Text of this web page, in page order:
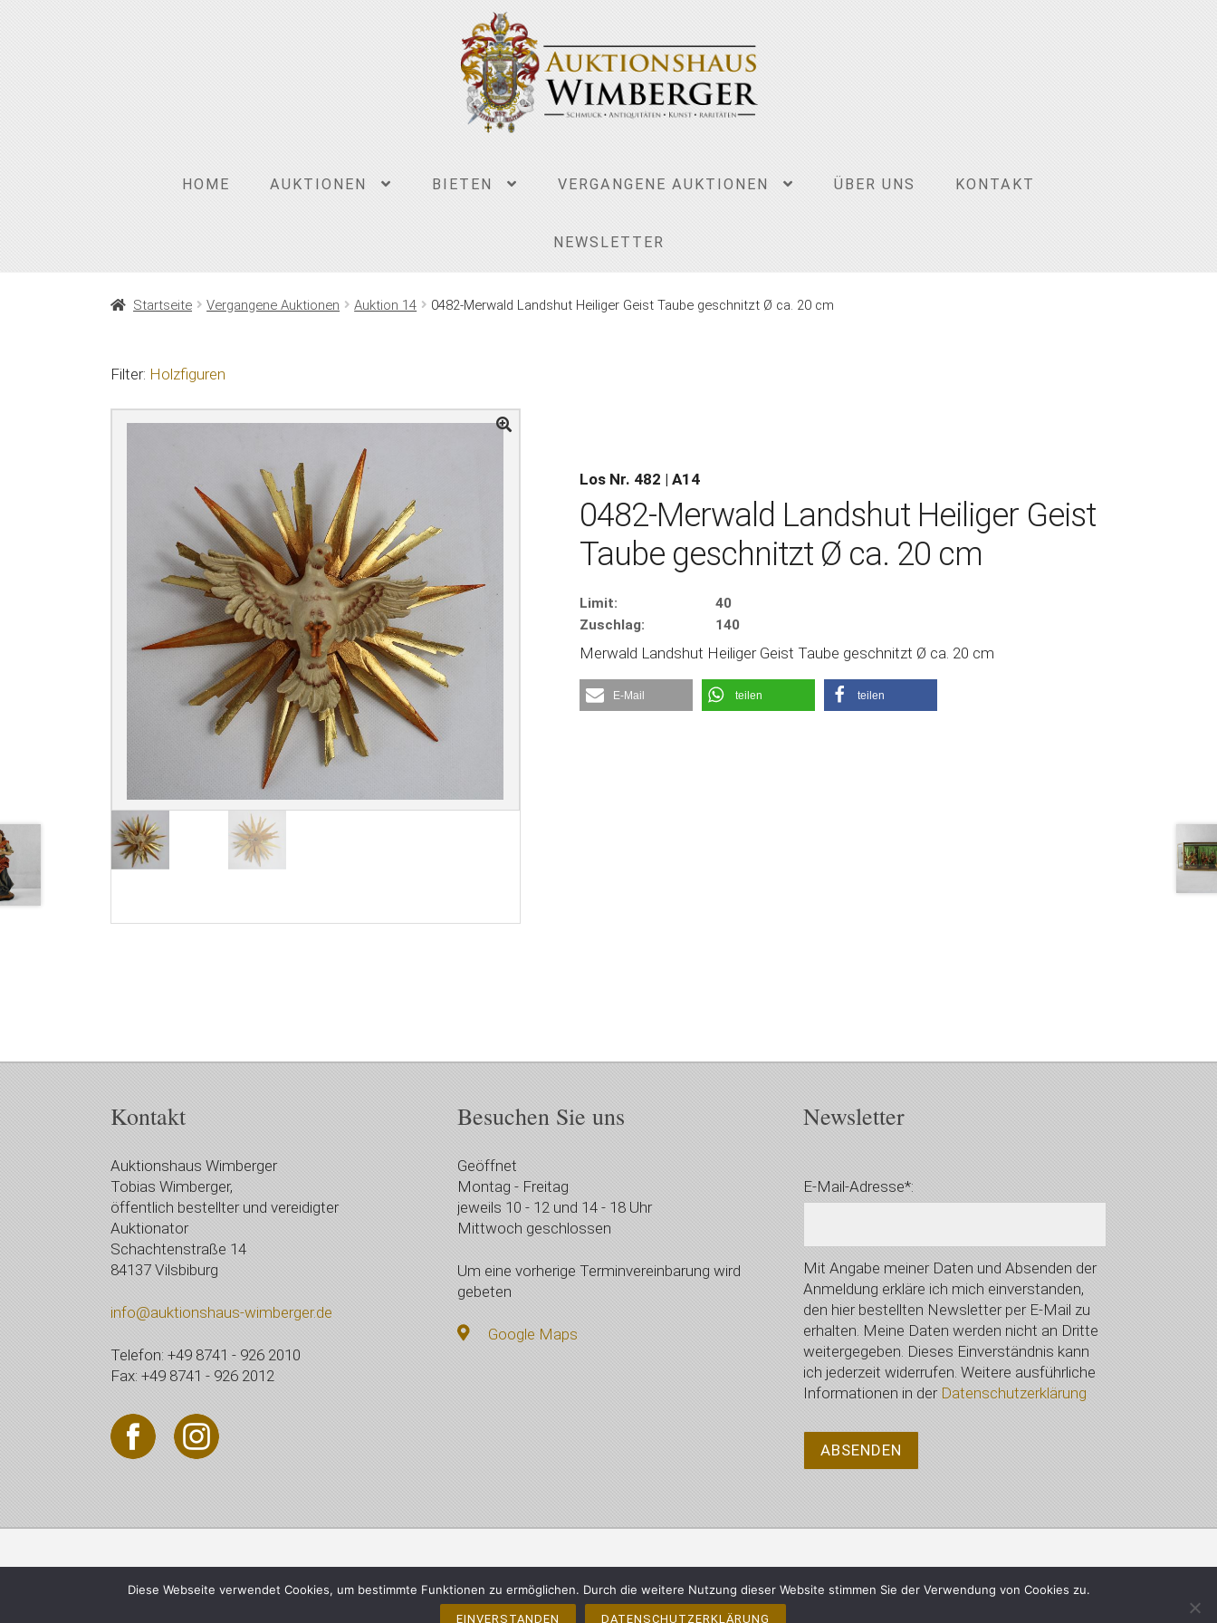
HOME AUKTIONEN BIETEN VERGANGENE AUKTIONEN ÜBER UNS KONTAKT
NEWSLETTER
Startseite Vergangene Auktionen Auktion 14 0482-Merwald Landshut Heiliger Geist Taube geschnitzt Ø ca. 20 cm
Filter: Holzfiguren
Los Nr. 482 | A14
0482-Merwald Landshut Heiliger Geist
Taube geschnitzt Ø ca. 20 cm
Limit:
40
Zuschlag:
140
Merwald Landshut Heiliger Geist Taube geschnitzt Ø ca. 20 cm
E-Mail teilen teilen
Kontakt
Auktionshaus Wimberger
Tobias Wimberger,
öffentlich bestellter und vereidigter
Auktionator
Schachtenstraße 14
84137 Vilsbiburg
info@auktionshaus-wimberger.de
Telefon: +49 8741 - 926 2010
Fax: +49 8741 - 926 2012
Besuchen Sie uns
Geöffnet
Montag - Freitag
jeweils 10 - 12 und 14 - 18 Uhr
Mittwoch geschlossen
Um eine vorherige Terminvereinbarung wird
gebeten
Google Maps
Newsletter
E-Mail-Adresse*:
Mit Angabe meiner Daten und Absenden der
Anmeldung erkläre ich mich einverstanden,
den hier bestellten Newsletter per E-Mail zu
erhalten. Meine Daten werden nicht an Dritte
weitergegeben. Dieses Einverständnis kann
ich jederzeit widerrufen. Weitere ausführliche
Informationen in der Datenschutzerklärung
© 2021 Auktionshaus Wimberger, Vilsbiburg - Alle Rechte vorbehalten Impressum Datenschutzerklärung
Diese Webseite verwendet Cookies, um bestimmte Funktionen zu ermöglichen. Durch die weitere Nutzung dieser Website stimmen Sie der Verwendung von Cookies zu.
EINVERSTANDEN DATENSCHUTZERKLÄRUNG